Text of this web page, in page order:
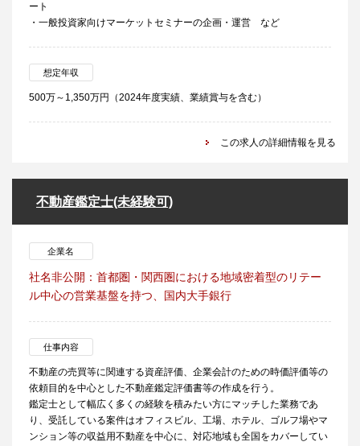
ート
・一般投資家向けマーケットセミナーの企画・運営 など
想定年収
500万～1,350万円（2024年度実績、業績賞与を含む）
この求人の詳細情報を見る
不動産鑑定士(未経験可)
企業名
社名非公開：首都圏・関西圏における地域密着型のリテー
ル中心の営業基盤を持つ、国内大手銀行
仕事内容
不動産の売買等に関連する資産評価、企業会計のための時価評価等の
依頼目的を中心とした不動産鑑定評価書等の作成を行う。
鑑定士として幅広く多くの経験を積みたい方にマッチした業務であ
り、受託している案件はオフィスビル、工場、ホテル、ゴルフ場やマ
ンション等の収益用不動産を中心に、対応地域も全国をカバーしてい